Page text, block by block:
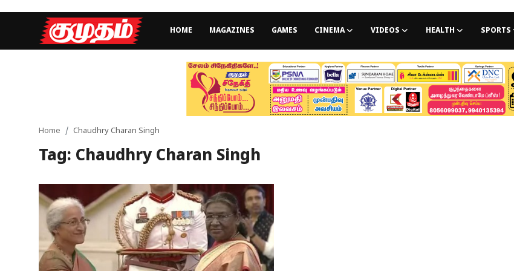
HOME MAGAZINES GAMES CINEMA VIDEOS HEALTH SPORTS
Games
Videos
Health
Special Story
Home Chaudhry Charan Singh
Tag: Chaudhry Charan Singh